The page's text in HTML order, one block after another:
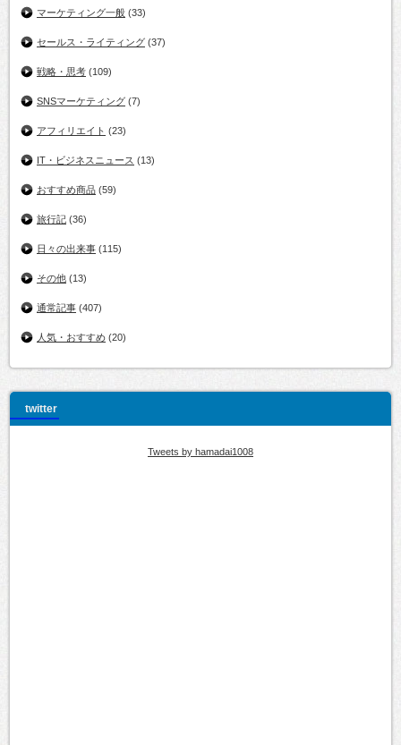
マーケティング一般 (33)
セールス・ライティング (37)
戦略・思考 (109)
SNSマーケティング (7)
アフィリエイト (23)
IT・ビジネスニュース (13)
おすすめ商品 (59)
旅行記 (36)
日々の出来事 (115)
その他 (13)
通常記事 (407)
人気・おすすめ (20)
twitter
Tweets by hamadai1008